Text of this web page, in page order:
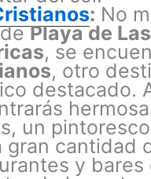
: No
dePlaya de Las
, se
, otro
destacado.
un
gran cantidad
y bares